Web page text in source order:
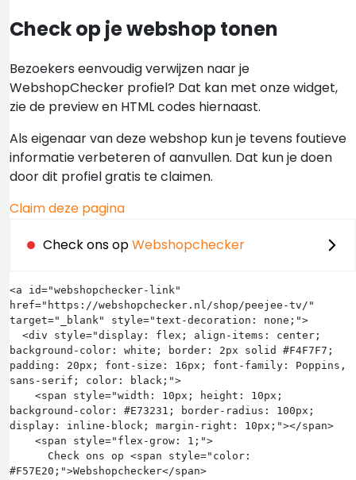
Check op je webshop tonen
Bezoekers eenvoudig verwijzen naar je
WebshopChecker profiel? Dat kan met onze widget,
zie de preview en HTML codes hiernaast.
Als eigenaar van deze webshop kun je tevens foutieve
informatie verbeteren of aanvullen. Dat kun je doen
door dit profiel gratis te claimen.
Claim deze pagina
Check ons opWebshopchecker
<a id="webshopchecker-link"
href="https://webshopchecker.nl/shop/peejee-tv/"
target="_blank" style="text-decoration: none;">
background-color: white; border: 2px solid #F4F7F7;
padding: 20px; font-size: 16px; font-family: Poppins,
sans-serif; color: black;">
background-color: #E73231; border-radius: 100px;
display: inline-block; margin-right: 10px;"></span>
#F57E20;">Webshopchecker</span>